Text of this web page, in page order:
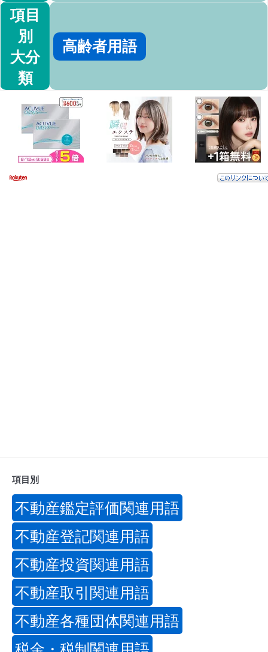
項目
別
大分
類
高齢者用語
項目別
不動産鑑定評価関連用語
不動産登記関連用語
不動産投資関連用語
不動産取引関連用語
不動産各種団体関連用語